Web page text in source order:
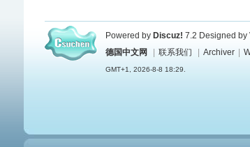
Powered by Discuz! 7.2 Designed by
德国中文网
联系我们 Archiver
GMT+1, 2026-8-8 18:29.